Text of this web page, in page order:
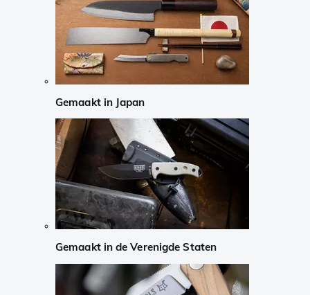
Gemaakt in Japan
Gemaakt in de Verenigde Staten